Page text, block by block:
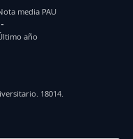
media PAU
año
18014.